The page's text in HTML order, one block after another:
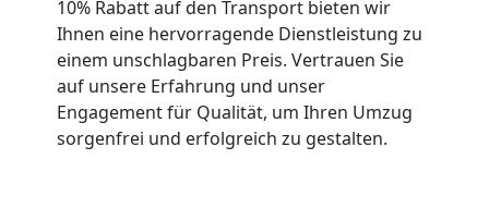
10% Rabatt auf den Transport bieten wir
Ihnen eine hervorragende Dienstleistung zu
einem unschlagbaren Preis. Vertrauen Sie
auf unsere Erfahrung und unser
Engagement für Qualität, um Ihren Umzug
sorgenfrei und erfolgreich zu gestalten.
Vereinsumzug
Leonding